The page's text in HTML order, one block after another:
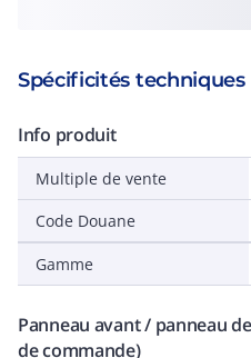
Spécificités techniques
Info produit
Multiple de vente
Code Douane
Gamme
Panneau avant / panneau
de commande)